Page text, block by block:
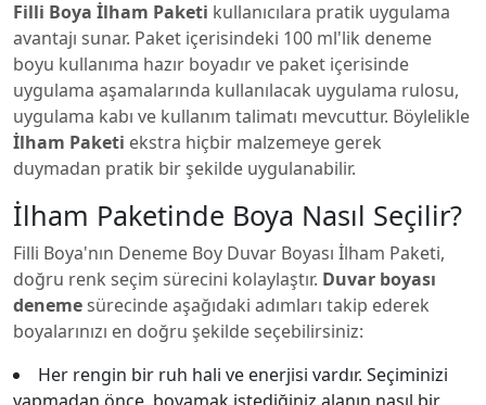
Filli Boya İlham Paketi kullanıcılara pratik uygulama
avantajı sunar. Paket içerisindeki 100 ml'lik deneme
boyu kullanıma hazır boyadır ve paket içerisinde
uygulama aşamalarında kullanılacak uygulama rulosu,
uygulama kabı ve kullanım talimatı mevcuttur. Böylelikle
İlham Paketi ekstra hiçbir malzemeye gerek
duymadan pratik bir şekilde uygulanabilir.
İlham Paketinde Boya Nasıl Seçilir?
Filli Boya'nın Deneme Boy Duvar Boyası İlham Paketi,
doğru renk seçim sürecini kolaylaştır. Duvar boyası
denemesürecinde aşağıdaki adımları takip ederek
boyalarınızı en doğru şekilde seçebilirsiniz:
Her rengin bir ruh hali ve enerjisi vardır. Seçiminizi